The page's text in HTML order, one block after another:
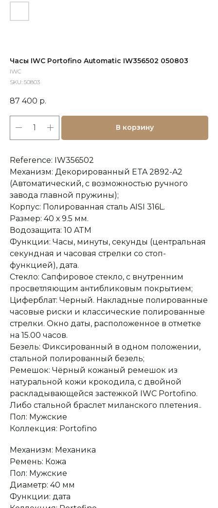
Часы IWC Portofino Automatic IW356502 050803
IWC
SKU: 50803
87 400 р.
В корзину
Reference: IW356502
Механизм: Декорированный ETA 2892-A2
(Автоматический, с возможностью ручного
завода главной пружины);
Корпус: Полированная сталь AISI 316L.
Размер: 40 х 9.5 мм.
Водозащита: 10 ATM
Функции: Часы, минуты, секунды (центральная
секундная и часовая стрелки со стоп-
функцией), дата.
Стекло: Сапфировое стекло, с внутренним
просветляющим антибликовым покрытием;
Циферблат: Черный. Накладные полированные
часовые риски и классические полированные
стрелки. Окно даты, расположенное в отметке
на 15.00 часов.
Безель: Фиксированный в одном положении,
стальной полированный безель;
Ремешок: Чёрный кожаный ремешок из
натуральной кожи крокодила, с двойной
раскладывающейся застежкой IWC Portofino.
Либо стальной браслет миланского плетения..
Пол: Мужские
Коллекция: Portofino
Механизм: Механика
Ремень: Кожа
Пол: Мужские
Диаметр: 40 мм
Функции: дата
Оплата при получении
Заказ опласивается
после примерки и
осмотра товара
Подробная
Ответим на все вопросы
и поможем с выбором
Сервисное
гарантийные
Превосходное исполнение
от ведущих и именитых